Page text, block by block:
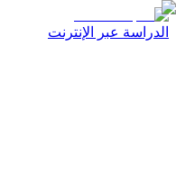
الدراسة عبر الإنترنت